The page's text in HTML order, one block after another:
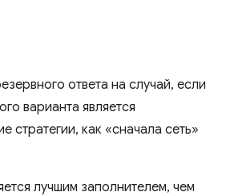
ответа на случай, если
варианта является
стратегии, как «сначала сеть»
лучшим заполнителем, чем